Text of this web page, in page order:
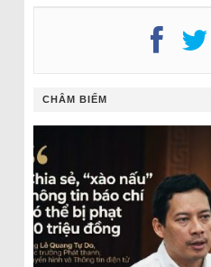
CHÂM BIẾM